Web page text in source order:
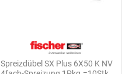
Spreizdübel SX Plus 6X50 K NV